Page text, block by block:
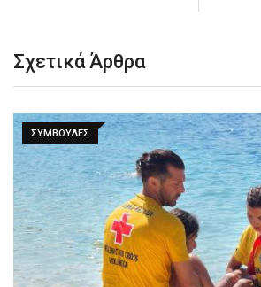
Σχετικά Άρθρα
ΣΥΜΒΟΥΛΈΣ